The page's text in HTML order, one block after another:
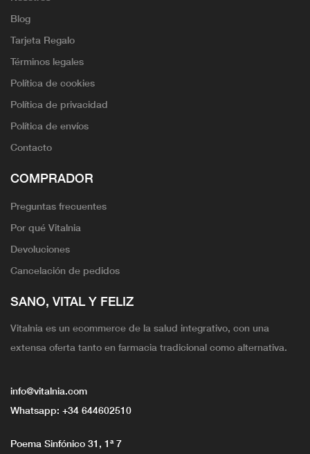
Blog
Tarjeta Regalo
Términos legales
Política de cookies
Política de privacidad
Política de envíos
Contacto
COMPRADOR
Preguntas frecuentes
Por qué Vitalnia
Devoluciones
Cancelación de pedidos
SANO, VITAL Y FELIZ
Vitalnia es un ecommerce de la salud integrativo, con una
extensa oferta tanto en farmacia tradicional como alternativa.
info@vitalnia.com
Whatsapp: +34 644602510
Poema Sinfónico 31, 1ª 7